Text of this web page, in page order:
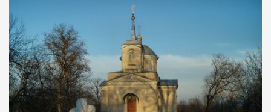
старовинний цвинтар із кам’яними хрестами. Всі епітафії, які
збереглися, написані кирилицею, церковнослов’янською
мовою. За всіма традиційними ознаками – цвинтар
український. Хрести датуються 19 століттям. У 1924-1940
роках Болган […]